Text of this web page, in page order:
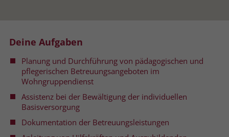
Deine Aufgaben
Planung und Durchführung von pädagogischen und
pflegerischen Betreuungsangeboten im
Wohngruppendienst
Assistenz bei der Bewältigung der individuellen
Basisversorgung
Dokumentation der Betreuungsleistungen
Zweck
support Cloudflare Bot Management.
Name JSessionID
Anbieter jobs.stiftung-liebenau.de
Laufzeit Session
Zweck Enthält eine zufallsgenerierte User-ID.
Name _gcl_aw
Anbieter Google Ads
Laufzeit 90 Tage